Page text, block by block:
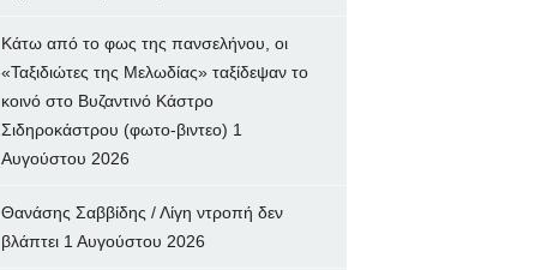
Κάτω από το φως της πανσελήνου, οι
«Ταξιδιώτες της Μελωδίας» ταξίδεψαν το
κοινό στο Βυζαντινό Κάστρο
Σιδηροκάστρου (φωτο-βιντεο) 1
Αυγούστου 2026
Θανάσης Σαββίδης / Λίγη ντροπή δεν
βλάπτει 1 Αυγούστου 2026